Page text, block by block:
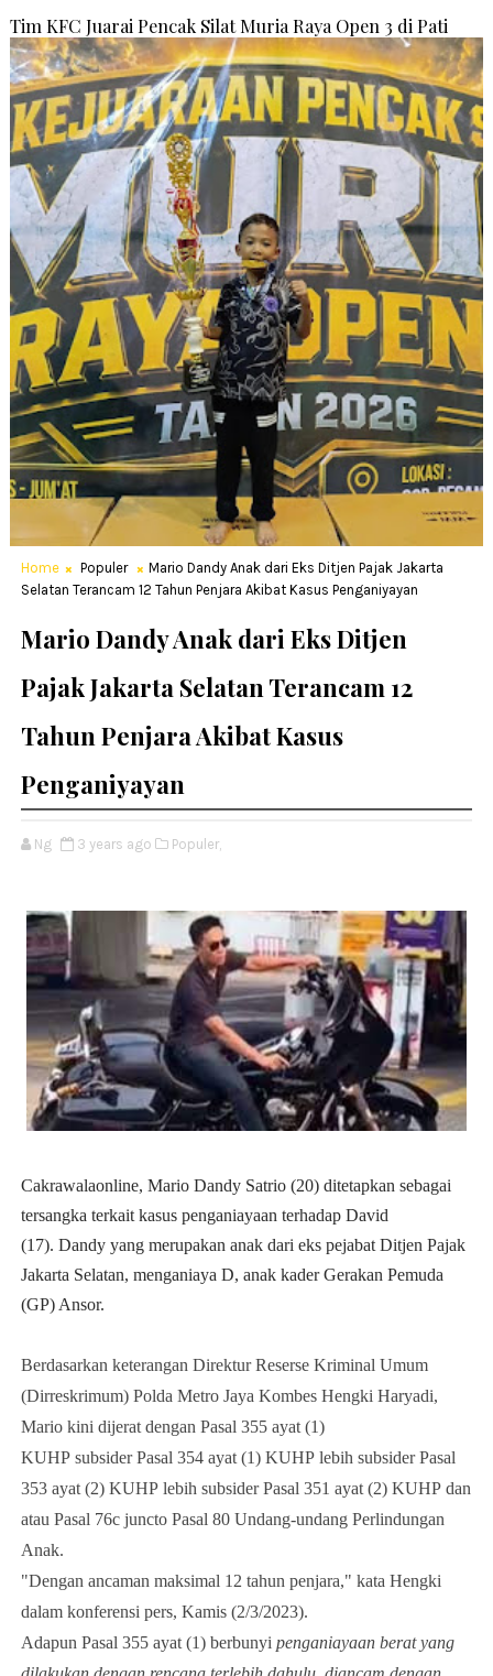
Tim KFC Juarai Pencak Silat Muria Raya Open 3 di Pati
Home Populer
Mario Dandy Anak dari Eks Ditjen Pajak Jakarta
Selatan Terancam 12 Tahun Penjara Akibat Kasus Penganiyayan
Mario Dandy Anak dari Eks Ditjen
Pajak Jakarta Selatan Terancam 12
Tahun Penjara Akibat Kasus
Penganiyayan
Ng 3 years ago Populer,
Cakrawalaonline, Mario Dandy Satrio (20) ditetapkan sebagai
tersangka terkait kasus penganiayaan terhadap David
(17). Dandy yang merupakan anak dari eks pejabat Ditjen Pajak
Jakarta Selatan, menganiaya D, anak kader Gerakan Pemuda
(GP) Ansor.
Berdasarkan keterangan Direktur Reserse Kriminal Umum
(Dirreskrimum) Polda Metro Jaya Kombes Hengki Haryadi,
Mario kini dijerat dengan Pasal 355 ayat (1)
KUHP subsider Pasal 354 ayat (1) KUHP lebih subsider Pasal
353 ayat (2) KUHP lebih subsider Pasal 351 ayat (2) KUHP dan
atau Pasal 76c juncto Pasal 80 Undang-undang Perlindungan
Anak.
"Dengan ancaman maksimal 12 tahun penjara," kata Hengki
dalam konferensi pers, Kamis (2/3/2023).
Adapun Pasal 355 ayat (1) berbunyi penganiayaan berat yang